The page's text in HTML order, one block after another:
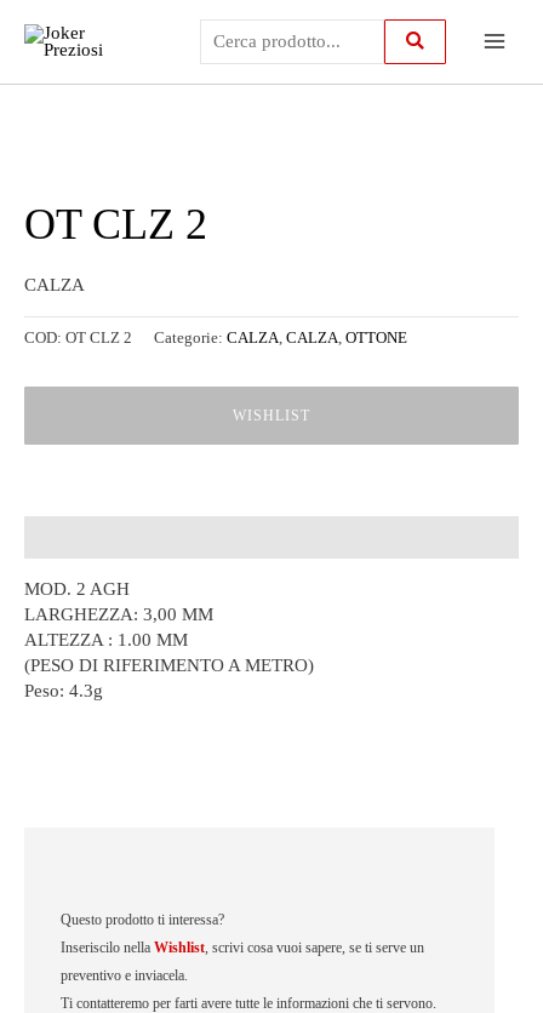
contenuto
Questo prodotto ti interessa?
Inseriscilo nella Wishlist, scrivi cosa vuoi sapere, se ti serve un
preventivo e inviacela.
Ti contatteremo per farti avere tutte le informazioni che ti servono.
OT CLZ 2
CALZA
COD: OT CLZ 2 Categorie: CALZA, CALZA, OTTONE
WISHLIST
MOD. 2 AGH
LARGHEZZA: 3,00 MM
ALTEZZA : 1.00 MM
(PESO DI RIFERIMENTO A METRO)
Peso: 4.3g